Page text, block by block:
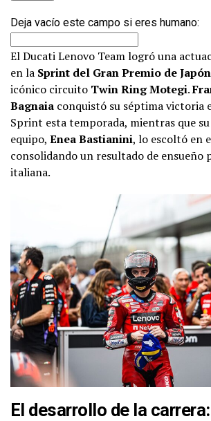
Deja vacío este campo si eres humano:
El Ducati Lenovo Team logró una
en la Sprint del Gran Premio de Japón
icónico circuito Twin Ring Motegi.
Bagnaia conquistó su séptima victoria
Sprint esta temporada, mientras que
equipo, Enea Bastianini, lo escoltó en
consolidando un resultado de ensueño
italiana.
El desarrollo de la